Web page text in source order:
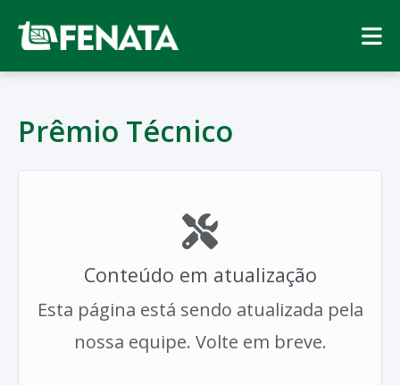
Prêmio Técnico
Conteúdo em atualização
Esta página está sendo atualizada pela
nossa equipe. Volte em breve.